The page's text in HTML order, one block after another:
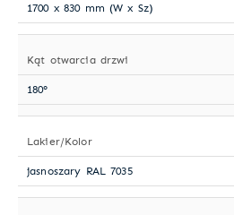
1700 x 830 mm (W x Sz)
Kąt otwarcia drzwi
180°
Lakier/Kolor
jasnoszary RAL 7035